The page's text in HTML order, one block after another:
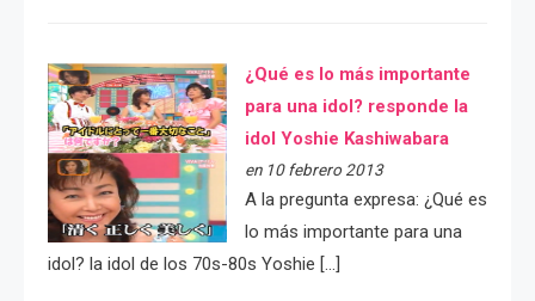
¿Qué es lo más importante
para una idol? responde la
idol Yoshie Kashiwabara
en 10 febrero 2013
A la pregunta expresa: ¿Qué es
lo más importante para una
idol? la idol de los 70s-80s Yoshie […]